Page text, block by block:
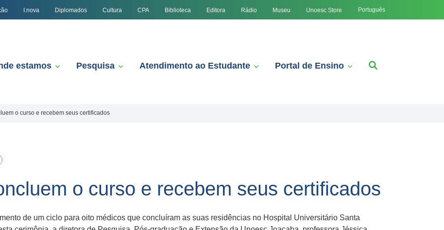
I.nova Diplomados Cultura CPA Biblioteca Editora Rádio Museu Unoesc Store Português
estamos Pesquisa Atendimento ao Estudante Portal de Ensino
o curso e recebem seus certificados
o curso e recebem seus certificados
de um ciclo para oito médicos que concluíram as suas residências no Hospital Universitário Santa